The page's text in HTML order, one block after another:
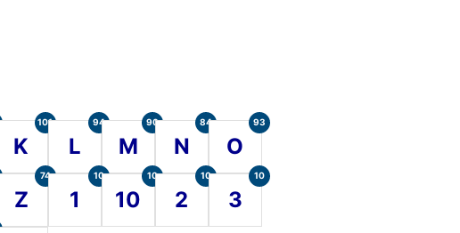
K
101
L
94
M
90
N
84
O
93
Z
74
1
10
10
10
2
10
3
10